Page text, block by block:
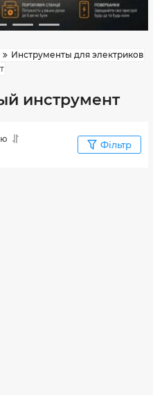
Инструменты для электриков
инструмент
Фільтр